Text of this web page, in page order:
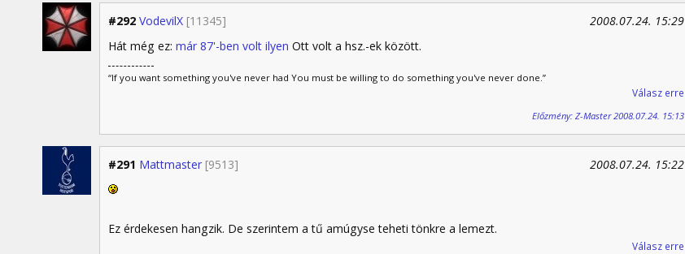
#292 VodevilX [11345]
2008.07.24. 15:29
Hát még ez: már 87'-ben volt ilyen Ott volt a hsz.-ek között.
“If you want something you've never had You must be willing to do something you've never done.”
Válasz erre
Előzmény: Z-Master 2008.07.24. 15:13
#291 Mattmaster [9513] 2008.07.24. 15:22
Ez érdekesen hangzik. De szerintem a tű amúgyse teheti tönkre a lemezt.
Válasz erre